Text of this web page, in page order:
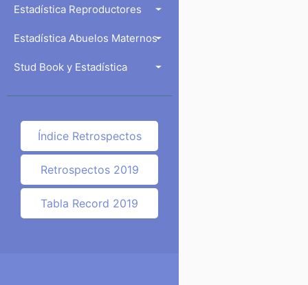
Estadística Reproductores
Estadística Abuelos Maternos
Stud Book y Estadística
Índice Retrospectos
Retrospectos 2019
Tabla Record 2019